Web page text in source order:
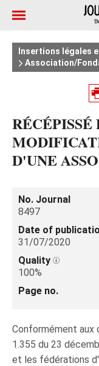
Insertions légales
Association/
D'UNE
No. Journal
8497
Date of
31/07/2020
Quality
100%
Page no.
Conformément aux
1.355 du 23
et les fédérations